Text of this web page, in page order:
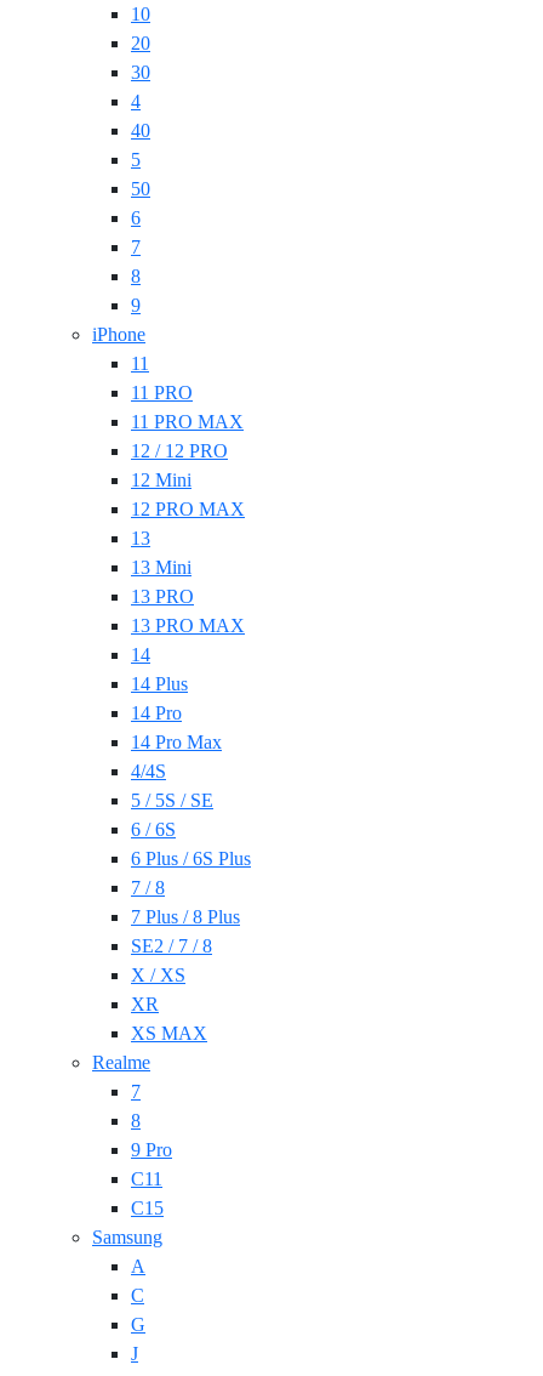
10
20
30
4
40
5
50
6
7
8
9
iPhone
11
11 PRO
11 PRO MAX
12 / 12 PRO
12 Mini
12 PRO MAX
13
13 Mini
13 PRO
13 PRO MAX
14
14 Plus
14 Pro
14 Pro Max
4/4S
5 / 5S / SE
6 / 6S
6 Plus / 6S Plus
7 / 8
7 Plus / 8 Plus
SE2 / 7 / 8
X / XS
XR
XS MAX
Realme
7
8
9 Pro
C11
C15
Samsung
A
C
G
J